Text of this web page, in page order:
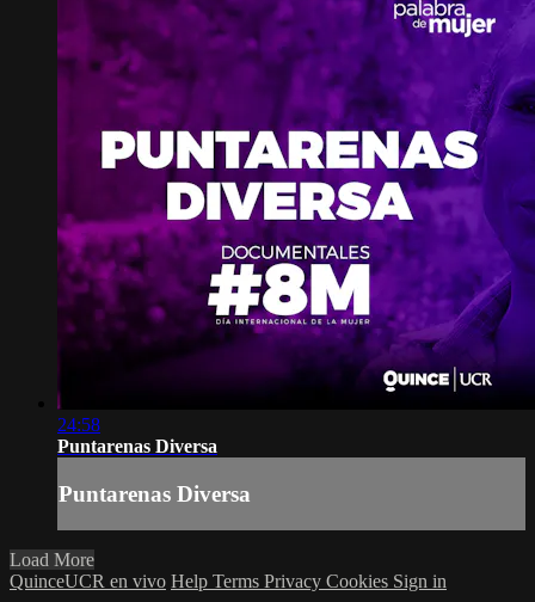
24:58
Puntarenas Diversa
Puntarenas Diversa
Load More
QuinceUCR en vivo Help Terms Privacy Cookies Sign in